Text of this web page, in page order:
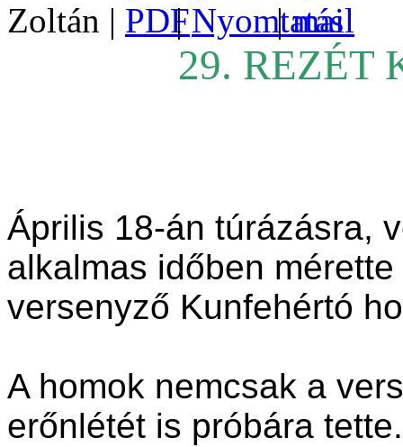
Zoltán | | |
29. REZÉT
Április 18-án túrázásra,
alkalmas időben
versenyző Kunfehértó
A homok nemcsak a
erőnlétét is próbára tette.